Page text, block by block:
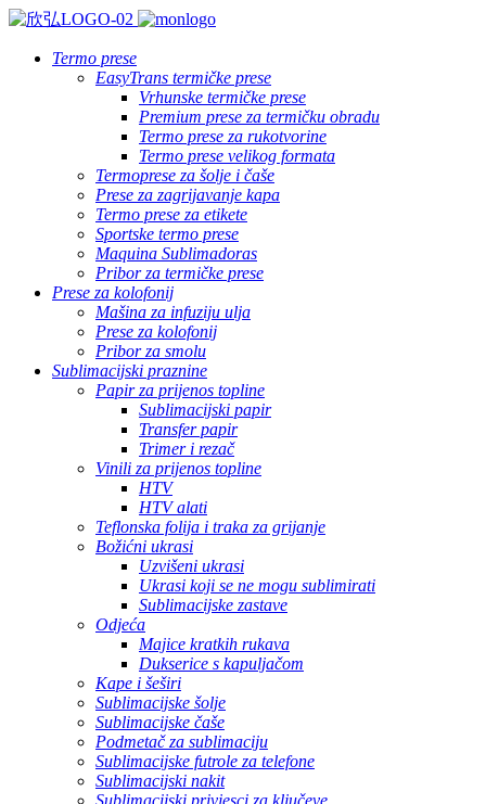
Termo prese
EasyTrans termičke prese
Vrhunske termičke prese
Premium prese za termičku obradu
Termo prese za rukotvorine
Termo prese velikog formata
Termoprese za šolje i čaše
Prese za zagrijavanje kapa
Termo prese za etikete
Sportske termo prese
Maquina Sublimadoras
Pribor za termičke prese
Prese za kolofonij
Mašina za infuziju ulja
Prese za kolofonij
Pribor za smolu
Sublimacijski praznine
Papir za prijenos topline
Sublimacijski papir
Transfer papir
Trimer i rezač
Vinili za prijenos topline
HTV
HTV alati
Teflonska folija i traka za grijanje
Božićni ukrasi
Uzvišeni ukrasi
Ukrasi koji se ne mogu sublimirati
Sublimacijske zastave
Odjeća
Majice kratkih rukava
Dukserice s kapuljačom
Kape i šeširi
Sublimacijske šolje
Sublimacijske čaše
Podmetač za sublimaciju
Sublimacijske futrole za telefone
Sublimacijski nakit
Sublimacijski privjesci za ključeve